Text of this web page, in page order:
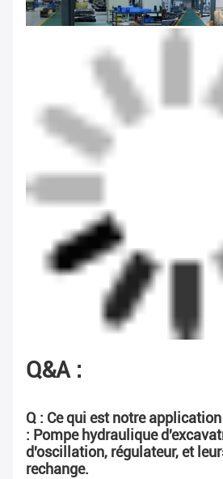
Q&A :
Q : Ce qui est notre
: Pompe hydraulique
d'oscillation, régulateur, et
rechange.